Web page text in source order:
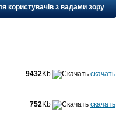
користувачів з вадами зору
9432Kb скачать
752Kb скачать